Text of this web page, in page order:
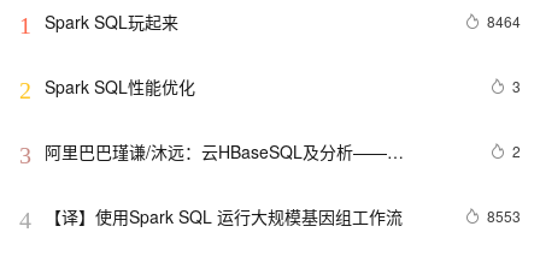
1 Spark SQL玩起来 8464
2 Spark SQL性能优化 3
3
阿里巴巴瑾谦/沐远：云HBaseSQL及分析——
2
4 【译】使用Spark SQL 运行大规模基因组工作流 8553